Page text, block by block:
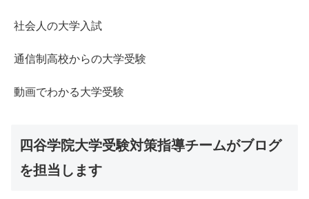
社会人の大学入試
通信制高校からの大学受験
動画でわかる大学受験
四谷学院大学受験対策指導チームがブログ
を担当します